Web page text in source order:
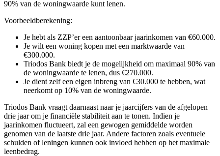
90% van de woningwaarde kunt lenen.
Voorbeeldberekening:
Je hebt als ZZP’er een aantoonbaar jaarinkomen van €60.000.
Je wilt een woning kopen met een marktwaarde van
€300.000.
Triodos Bank biedt je de mogelijkheid om maximaal 90% van
de woningwaarde te lenen, dus €270.000.
Je dient zelf een eigen inbreng van €30.000 te hebben, wat
neerkomt op 10% van de woningwaarde.
Triodos Bank vraagt daarnaast naar je jaarcijfers van de afgelopen
drie jaar om je financiële stabiliteit aan te tonen. Indien je
jaarinkomen fluctueert, zal een gewogen gemiddelde worden
genomen van de laatste drie jaar. Andere factoren zoals eventuele
schulden of leningen kunnen ook invloed hebben op het maximale
leenbedrag.